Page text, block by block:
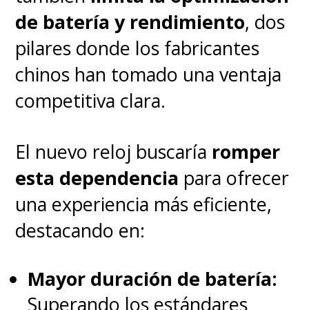
Jersey lideran el proceso,
sumando un total de 43 estados
involucrados en distintas
instancias legales.
sanción solicitada? Los
estados buscan sanciones que
ascienden a 1.4 billones de
dólares, basándose en el cálculo
de violaciones a las leyes de
protección al consumidor.
de batería y rendimiento, dos
pilares donde los fabricantes
chinos han tomado una ventaja
competitiva clara.
El nuevo reloj buscaría romper
esta dependencia para ofrecer
una experiencia más eficiente,
destacando en:
Mayor duración de batería:
Superando los estándares